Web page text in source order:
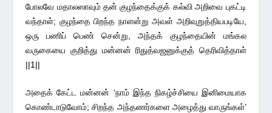
போலவே மதாலஸாவும் தன் குழந்தைக்குக் கல்வி அறிவை புகட்டி
வந்தாள்; குழந்தை பிறந்த நாளன்று அவள் அறிவுறுத்தியபடியே,
ஒரு பணிப் பெண் சென்று, அந்தக் குழந்தையின் மங்கல
வருகையை குறித்து மன்னன் ரிதுத்வஜனுக்குத் தெரிவித்தாள்
||1||
அதைக் கேட்ட மன்னன் ‘நாம் இந்த நிகழ்ச்சியை இனிமையாக
கொண்டாடுவோம்; சிறந்த அந்தணர்களை அழைத்து வாருங்கள்’